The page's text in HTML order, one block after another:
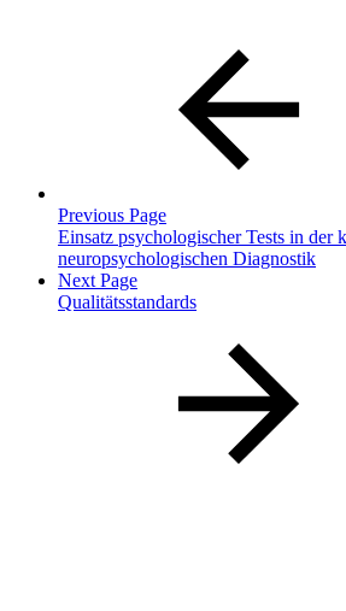
Previous Page
Einsatz psychologischer Tests in der
neuropsychologischen Diagnostik
Next Page
Qualitätsstandards